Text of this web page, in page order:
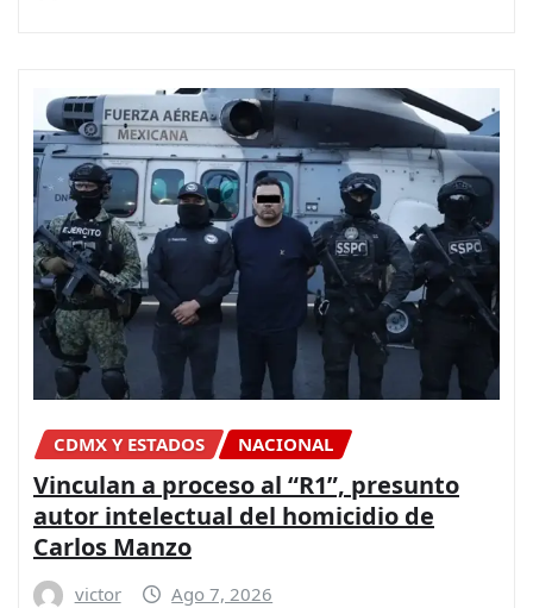
CDMX Y ESTADOS NACIONAL
Vinculan a proceso al “R1”, presunto
autor intelectual del homicidio de
Carlos Manzo
victor Ago 7, 2026